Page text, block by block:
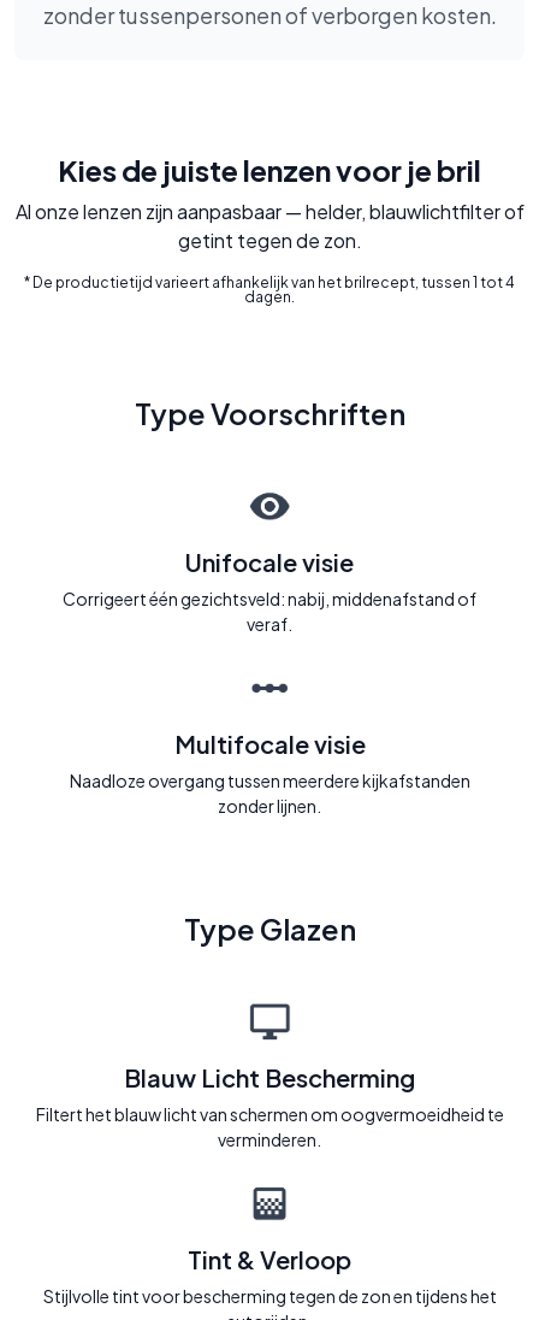
zonder tussenpersonen of verborgen kosten.
Kies de juiste lenzen voor je bril
Al onze lenzen zijn aanpasbaar — helder, blauwlichtfilter of
getint tegen de zon.
* De productietijd varieert afhankelijk van het brilrecept, tussen 1 tot 4
dagen.
Type Voorschriften
Unifocale visie
Corrigeert één gezichtsveld: nabij, middenafstand of
veraf.
Multifocale visie
Naadloze overgang tussen meerdere kijkafstanden
zonder lijnen.
Type Glazen
Blauw Licht Bescherming
Filtert het blauw licht van schermen om oogvermoeidheid te
verminderen.
Tint & Verloop
Stijlvolle tint voor bescherming tegen de zon en tijdens het